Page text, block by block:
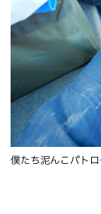
僕たち泥んこパト